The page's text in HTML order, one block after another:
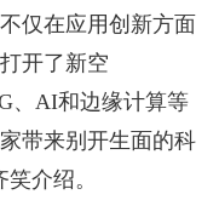
仅在应用创新方面
开了新空
、AI和边缘计算等
带来别开生面的科
介绍。